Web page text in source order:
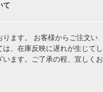
て
ます。 お客様からご注文い
、在庫反映に遅れが生じてし
ます。ご了承の程、宜しくお